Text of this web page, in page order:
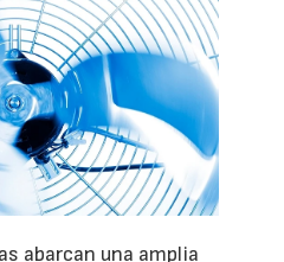
abarcan una amplia